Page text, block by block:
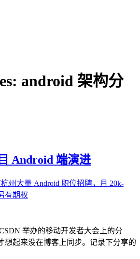
android 架构分
Android 端演进
州大量 Android 职位招聘，月 20k-
有期权
举办的移动开发者大会上的分
想起来没在博客上同步。记录下分享的